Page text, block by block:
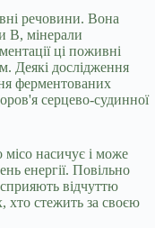
речовини. Вона
В, мінерали
ці поживні
Деякі дослідження
ферментованих
серцево-судинної
насичує і може
енергії. Повільно
відчуттю
хто стежить за своєю